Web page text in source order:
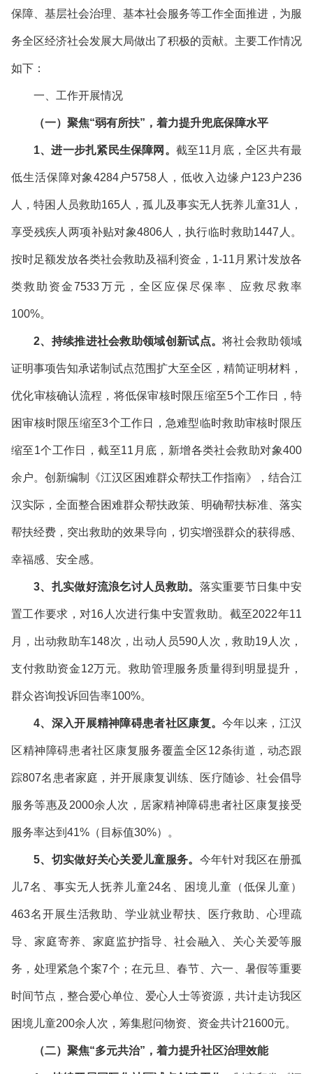
保障、基层社会治理、基本社会服务等工作全面推进，为服
务全区经济社会发展大局做出了积极的贡献。主要工作情况
如下：
一、工作开展情况
（一）聚焦“弱有所扶”，着力提升兜底保障水平
1、进一步扎紧民生保障网。 截至11月底，全区共有最
低生活保障对象4284户5758人，低收入边缘户123户236
人，特困人员救助165人，孤儿及事实无人抚养儿童31人，
享受残疾人两项补贴对象4806人，执行临时救助1447人。
按时足额发放各类社会救助及福利资金，1-11月累计发放各
类救助资金7533万元，全区应保尽保率、应救尽救率
100%。
2、持续推进社会救助领域创新试点。将社会救助领域
证明事项告知承诺制试点范围扩大至全区，精简证明材料，
优化审核确认流程，将低保审核时限压缩至5个工作日，特
困审核时限压缩至3个工作日，急难型临时救助审核时限压
缩至1个工作日，截至11月底，新增各类社会救助对象400
余户。创新编制《江汉区困难群众帮扶工作指南》，结合江
汉实际，全面整合困难群众帮扶政策、明确帮扶标准、落实
帮扶经费，突出救助的效果导向，切实增强群众的获得感、
幸福感、安全感。
3、扎实做好流浪乞讨人员救助。 落实重要节日集中安
置工作要求，对16人次进行集中安置救助。截至2022年11
月，出动救助车148次，出动人员590人次，救助19人次，
支付救助资金12万元。救助管理服务质量得到明显提升，
群众咨询投诉回告率100%。
4、深入开展精神障碍患者社区康复。今年以来，江汉
区精神障碍患者社区康复服务覆盖全区12条街道，动态跟
踪807名患者家庭，并开展康复训练、医疗随诊、社会倡导
服务等惠及2000余人次，居家精神障碍患者社区康复接受
服务率达到41%（目标值30%）。
5、切实做好关心关爱儿童服务。 今年针对我区在册孤
儿7名、事实无人抚养儿童24名、困境儿童（低保儿童）
463名开展生活救助、学业就业帮扶、医疗救助、心理疏
导、家庭寄养、家庭监护指导、社会融入、关心关爱等服
务，处理紧急个案7个；在元旦、春节、六一、暑假等重要
时间节点，整合爱心单位、爱心人士等资源，共计走访我区
困境儿童200余人次，筹集慰问物资、资金共计21600元。
（二） 聚焦“多元共治”，着力提升社区治理效能